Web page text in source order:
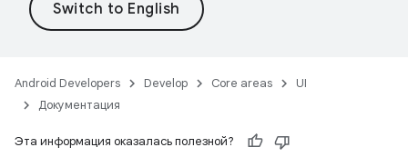
Android Developers Develop Core areas
UI
Документация
Эта информация оказалась полезной?